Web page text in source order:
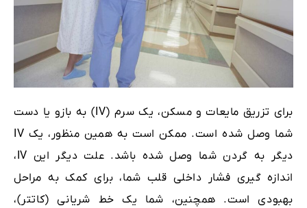
برای تزریق مایعات و مسکن، یک سرم (IV) به بازو یا دست
شما وصل شده است. ممکن است به همین منظور، یک IV
دیگر به گردن شما وصل شده باشد. علت دیگر این IV،
اندازه گیری فشار داخلی قلب شما، برای کمک به مراحل
بهبودی است. همچنین، شما یک خط شریانی (کاتتر)،